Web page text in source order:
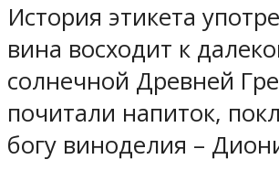
История этикета
вина восходит к
солнечной Древней
почитали напиток,
богу виноделия –